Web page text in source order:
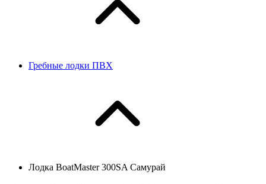
Гребные лодки ПВХ
Лодка BoatMaster 300SA Самурай